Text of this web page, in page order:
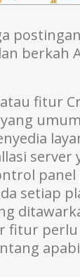
berkah
fitur
server
panel
setiap
fitur perlu